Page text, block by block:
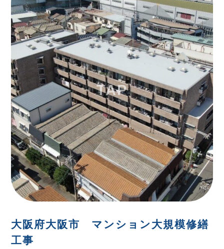
大阪府大阪市 マンション大規模修繕
工事